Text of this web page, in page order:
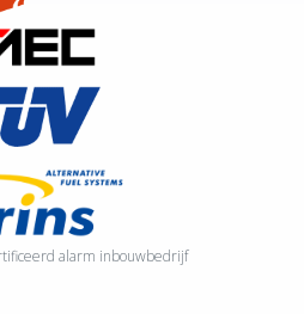
alarm inbouwbedrijf